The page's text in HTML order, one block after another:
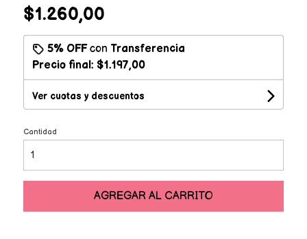
$1.260,00
5% OFFcon Transferencia
Precio final: $1.197,00
Ver cuotas y descuentos
Cantidad
AGREGAR AL CARRITO